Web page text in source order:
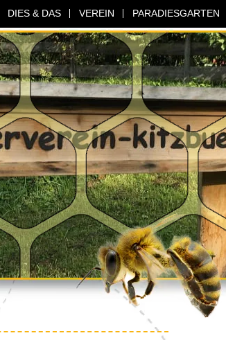
DIES & DAS VEREIN PARADIESGARTEN